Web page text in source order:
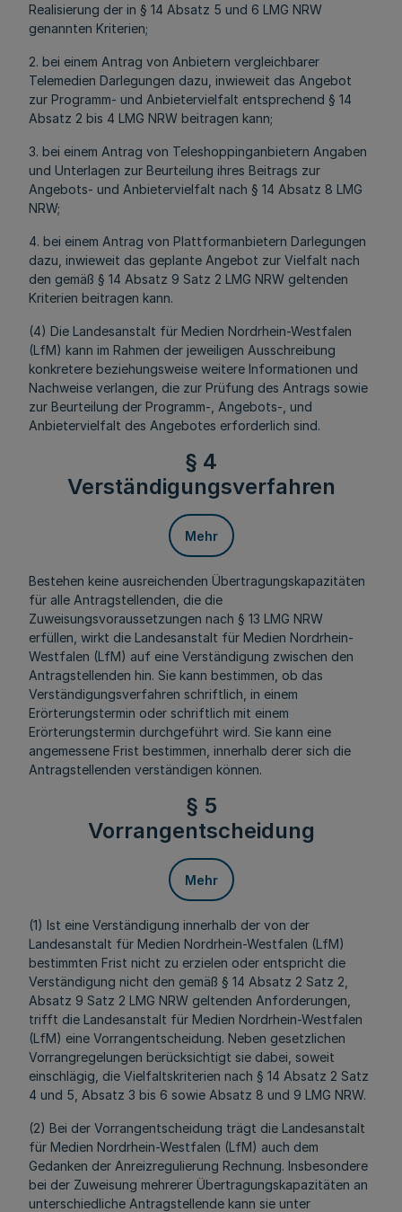
Realisierung der in § 14 Absatz 5 und 6 LMG NRW
genannten Kriterien;
2. bei einem Antrag von Anbietern vergleichbarer
Telemedien Darlegungen dazu, inwieweit das Angebot
zur Programm- und Anbietervielfalt entsprechend § 14
Absatz 2 bis 4 LMG NRW beitragen kann;
3. bei einem Antrag von Teleshoppinganbietern Angaben
und Unterlagen zur Beurteilung ihres Beitrags zur
Angebots- und Anbietervielfalt nach § 14 Absatz 8 LMG
NRW;
4. bei einem Antrag von Plattformanbietern Darlegungen
dazu, inwieweit das geplante Angebot zur Vielfalt nach
den gemäß § 14 Absatz 9 Satz 2 LMG NRW geltenden
Kriterien beitragen kann.
(4) Die Landesanstalt für Medien Nordrhein-Westfalen
(LfM) kann im Rahmen der jeweiligen Ausschreibung
konkretere beziehungsweise weitere Informationen und
Nachweise verlangen, die zur Prüfung des Antrags sowie
zur Beurteilung der Programm-, Angebots-, und
Anbietervielfalt des Angebotes erforderlich sind.
§ 4
Verständigungsverfahren
Mehr
Bestehen keine ausreichenden Übertragungskapazitäten
für alle Antragstellenden, die die
Zuweisungsvoraussetzungen nach § 13 LMG NRW
erfüllen, wirkt die Landesanstalt für Medien Nordrhein-
Westfalen (LfM) auf eine Verständigung zwischen den
Antragstellenden hin. Sie kann bestimmen, ob das
Verständigungsverfahren schriftlich, in einem
Erörterungstermin oder schriftlich mit einem
Erörterungstermin durchgeführt wird. Sie kann eine
angemessene Frist bestimmen, innerhalb derer sich die
Antragstellenden verständigen können.
§ 5
Vorrangentscheidung
Mehr
(1) Ist eine Verständigung innerhalb der von der
Landesanstalt für Medien Nordrhein-Westfalen (LfM)
bestimmten Frist nicht zu erzielen oder entspricht die
Verständigung nicht den gemäß § 14 Absatz 2 Satz 2,
Absatz 9 Satz 2 LMG NRW geltenden Anforderungen,
trifft die Landesanstalt für Medien Nordrhein-Westfalen
(LfM) eine Vorrangentscheidung. Neben gesetzlichen
Vorrangregelungen berücksichtigt sie dabei, soweit
einschlägig, die Vielfaltskriterien nach § 14 Absatz 2 Satz
4 und 5, Absatz 3 bis 6 sowie Absatz 8 und 9 LMG NRW.
(2) Bei der Vorrangentscheidung trägt die Landesanstalt
für Medien Nordrhein-Westfalen (LfM) auch dem
Gedanken der Anreizregulierung Rechnung. Insbesondere
bei der Zuweisung mehrerer Übertragungskapazitäten an
unterschiedliche Antragstellende kann sie unter